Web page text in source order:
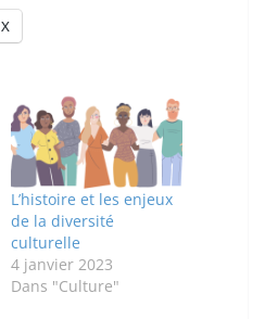
X
L’histoire et les enjeux
de la diversité
culturelle
4 janvier 2023
Dans "Culture"